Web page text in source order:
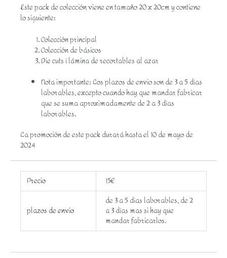
Este pack de colección viene en tamaño 20 x 20cm y contiene
lo siguiente:
Colección principal
Colección de básicos
Die cuts í lámina de recortables al azar
Nota importante: Los plazos de envio son de 3 a 5 días
laborables, excepto cuando hay que mandar fabricar
que se suma aproximadamente de 2 a 3 días
laborables.
La promoción de este pack durará hasta el 10 de mayo de
2024
Precio 15€
plazos de envio
de 3 a 5 días laborables, de 2
a 3 días mas si hay que
mandar fabricarlos.